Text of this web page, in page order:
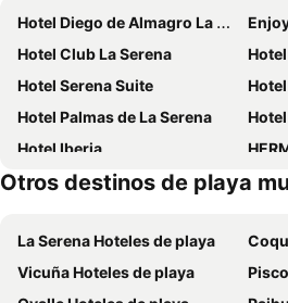
Hotel Diego de Almagro La Serena
Hotel Club La Serena
Hotel Serena Suite
Hotel Palmas de La Serena
Hotel Iberia
HERMOSAS
Hostel Del Puerto
Hotel y
Hotel Chagual
The Cool Hostel
Otros destinos de playa
La Serena Hoteles de playa
Vicuña Hoteles de playa